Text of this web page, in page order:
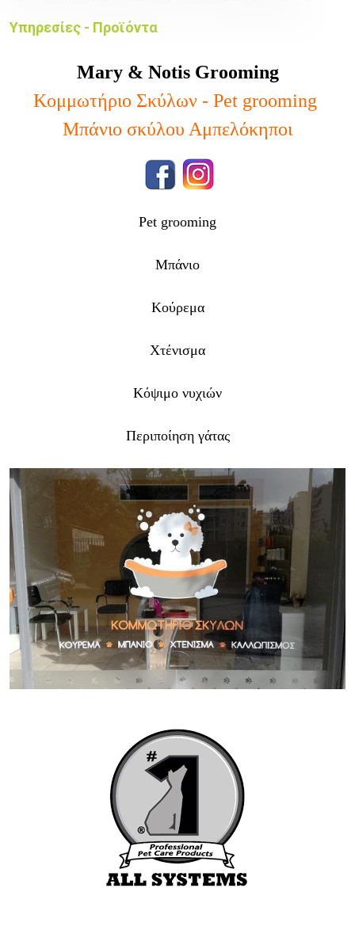
Υπηρεσίες - Προϊόντα
Mary & Notis Grooming
Κομμωτήριο Σκύλων - Pet grooming
Μπάνιο σκύλου Αμπελόκηποι
Pet grooming
Μπάνιο
Κούρεμα
Χτένισμα
Κόψιμο νυχιών
Περιποίηση γάτας